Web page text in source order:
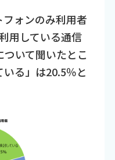
ォンのみ利用者
用している通信
いて聞いたとこ
る」は20.5％と